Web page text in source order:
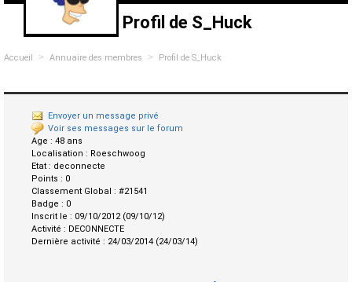
Profil de S_Huck
Accueil > Annuaire des membres > Profil de S_Huck
Envoyer un message privé
Voir ses messages sur le forum
Age : 48 ans
Localisation : Roeschwoog
Etat : deconnecte
Points : 0
Classement Global : #21541
Badge : 0
Inscrit le : 09/10/2012 (09/10/12)
Activité : DECONNECTE
Dernière activité : 24/03/2014 (24/03/14)